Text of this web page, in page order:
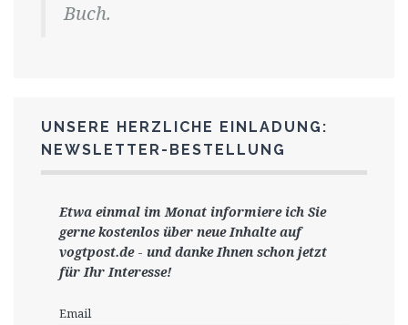
Buch.
UNSERE HERZLICHE EINLADUNG:
NEWSLETTER-BESTELLUNG
Etwa einmal im Monat informiere ich Sie
gernekostenlos über neue Inhalte auf
vogtpost.de- und danke Ihnen schon jetzt
für Ihr Interesse!
Email